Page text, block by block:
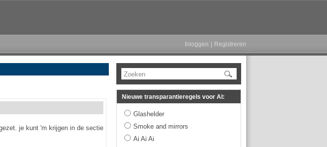
Inloggen Registreren
je kunt 'm krijgen in de sectie
Zoeken
Nieuwe transparantieregels voor AI:
Glashelder
Smoke and mirrors
Ai Ai Ai